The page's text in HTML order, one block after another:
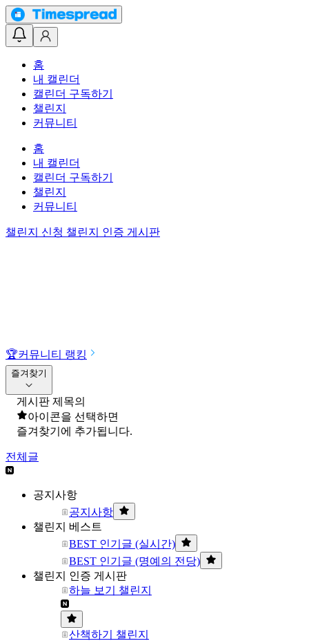
홈
내 캘린더
캘린더 구독하기
챌린지
커뮤니티
홈
내 캘린더
캘린더 구독하기
챌린지
커뮤니티
챌린지 신청 챌린지 인증 게시판
🏆커뮤니티 랭킹
즐겨찾기
게시판 제목의
아이콘을 선택하면
즐겨찾기에 추가됩니다.
전체글
공지사항
공지사항
챌린지 베스트
BEST 인기글 (실시간)
BEST 인기글 (명예의 전당)
챌린지 인증 게시판
하늘 보기 챌린지
산책하기 챌린지